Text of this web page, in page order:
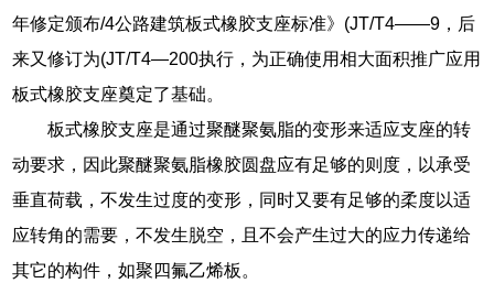
年修定颁布/4公路建筑板式橡胶支座标准》(JT/T4——9，后
来又修订为(JT/T4—200执行，为正确使用相大面积推广应用
板式橡胶支座奠定了基础。
板式橡胶支座是通过聚醚聚氨脂的变形来适应支座的转
动要求，因此聚醚聚氨脂橡胶圆盘应有足够的则度，以承受
垂直荷载，不发生过度的变形，同时又要有足够的柔度以适
应转角的需要，不发生脱空，且不会产生过大的应力传递给
其它的构件，如聚四氟乙烯板。